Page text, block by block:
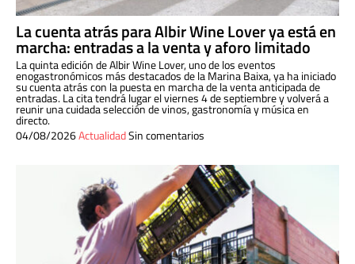
La cuenta atrás para Albir Wine Lover ya está en
marcha: entradas a la venta y aforo limitado
La quinta edición de Albir Wine Lover, uno de los eventos
enogastronómicos más destacados de la Marina Baixa, ya ha iniciado
su cuenta atrás con la puesta en marcha de la venta anticipada de
entradas. La cita tendrá lugar el viernes 4 de septiembre y volverá a
reunir una cuidada selección de vinos, gastronomía y música en
directo.
04/08/2026ActualidadSin comentarios